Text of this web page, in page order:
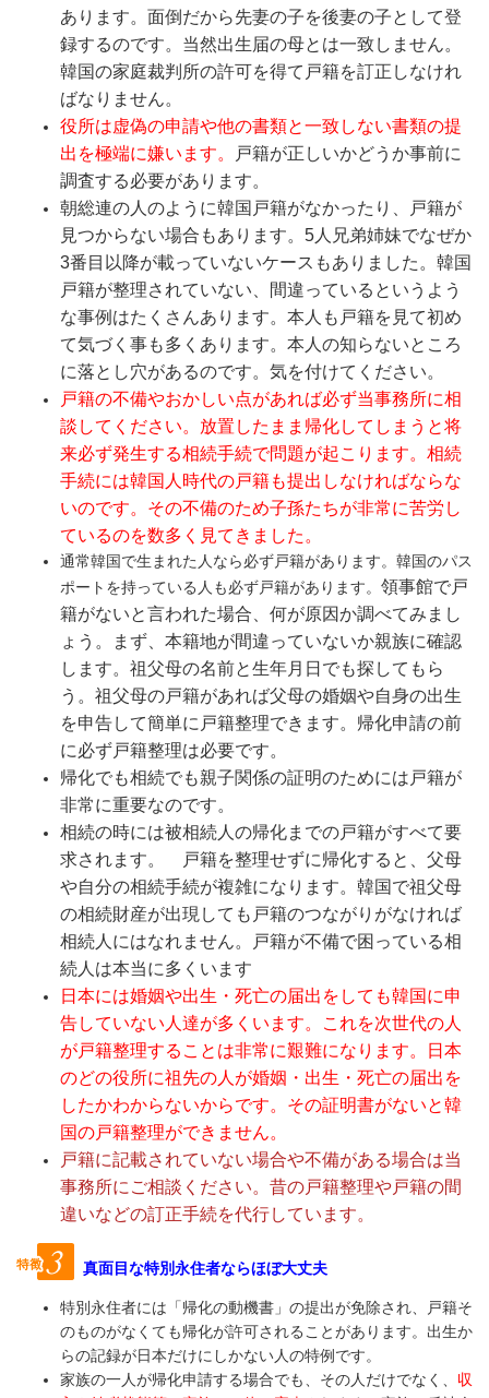
あります。面倒だから先妻の子を後妻の子として登
録するのです。当然出生届の母とは一致しません。
韓国の家庭裁判所の許可を得て戸籍を訂正しなけれ
ばなりません。
役所は虚偽の申請や他の書類と一致しない書類の提
出を極端に嫌います。
戸籍が正しいかどうか事前に
調査する必要があります。
朝総連の人のように韓国戸籍がなかったり、戸籍が
見つからない場合もあります。5人兄弟姉妹でなぜか
3番目以降が載っていないケースもありました。 韓国
戸籍が整理されていない、間違っているというよう
な事例はたくさんあります。 本人も戸籍を見て初め
て気づく事も多くあります。本人の知らないところ
に落とし穴があるのです。気を付けてください。
戸籍の不備やおかしい点があれば必ず当事務所に相
談してください。放置したまま帰化してしまうと将
来必ず発生する相続手続で問題が起こります。相続
手続には韓国人時代の戸籍も提出しなければならな
いのです。その不備のため子孫たちが非常に苦労し
ているのを数多く見てきました。
通常韓国で生まれた人なら必ず戸籍があります。韓国のパス
ポートを持っている人も必ず戸籍があります。 領事館で戸
籍がないと言われた場合、何が原因か調べてみまし
ょう。まず、本籍地が間違っていないか親族に確認
します。祖父母の名前と生年月日でも探してもら
う。祖父母の戸籍があれば父母の婚姻や自身の出生
を申告して簡単に戸籍整理できます。帰化申請の前
に必ず戸籍整理は必要です。
帰化でも相続でも親子関係の証明のためには戸籍が
非常に重要なのです。
相続の時には被相続人の帰化までの戸籍がすべて要
求されます。 戸籍を整理せずに帰化すると、父母
や自分の相続手続が複雑になります。韓国で祖父母
の相続財産が出現しても戸籍のつながりがなければ
相続人にはなれません。戸籍が不備で困っている相
続人は本当に多くいます
日本には婚姻や出生・死亡の届出をしても韓国に申
告していない人達が多くいます。これを次世代の人
が戸籍整理することは非常に艱難になります。日本
のどの役所に祖先の人が婚姻・出生・死亡の届出を
したかわからないからです。その証明書がないと韓
国の戸籍整理ができません。
戸籍に記載されていない場合や不備がある場合は当
事務所にご相談ください。昔の戸籍整理や戸籍の間
違いなどの訂正手続を代行しています。
真面目な特別永住者ならほぼ大丈夫
特別永住者には「帰化の動機書」の提出が免除され、戸籍そ
のものがなくても帰化が許可されることがあります。出生か
らの記録が日本だけにしかない人の特例です。
家族の一人が帰化申請する場合でも、その人だけでなく、 収